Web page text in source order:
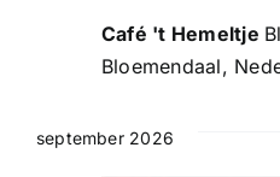
Café 't Hemeltje
Bloemendaal,
september 2026